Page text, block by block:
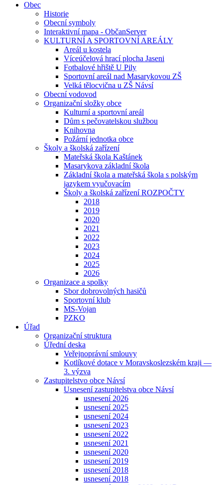
Obec
Historie
Obecní symboly
Interaktivní mapa - ObčanServer
KULTURNÍ A SPORTOVNÍ AREÁLY
Areál u kostela
Víceúčelová hrací plocha Jaseni
Fotbalové hřiště U Pily
Sportovní areál nad Masarykovou ZŠ
Velká tělocvična u ZŠ Návsí
Obecní vodovod
Organizační složky obce
Kulturní a sportovní areál
Dům s pečovatelskou službou
Knihovna
Požární jednotka obce
Školy a školská zařízení
Mateřská škola Kaštánek
Masarykova základní škola
Základní škola a mateřská škola s polským
jazykem vyučovacím
Školy a školská zařízení ROZPOČTY
2018
2019
2020
2021
2022
2023
2024
2025
2026
Organizace a spolky
Sbor dobrovolných hasičů
Sportovní klub
MS-Vojan
PZKO
Úřad
Organizační struktura
Úřední deska
Veřejnoprávní smlouvy
Kotlíkové dotace v Moravskoslezském kraji —
3. výzva
Zastupitelstvo obce Návsí
Usnesení zastupitelstva obce Návsí
usnesení 2026
usnesení 2025
usnesení 2024
usnesení 2023
usnesení 2022
usnesení 2021
usnesení 2020
usnesení 2019
usnesení 2018
usnesení 2018